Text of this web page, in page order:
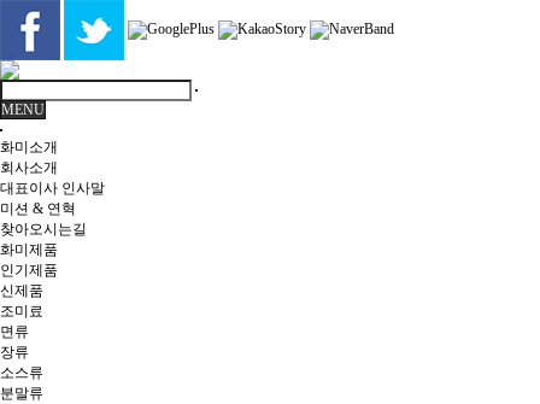
MENU
화미소개
회사소개
대표이사 인사말
미션 & 연혁
찾아오시는길
화미제품
인기제품
신제품
조미료
면류
장류
소스류
분말류